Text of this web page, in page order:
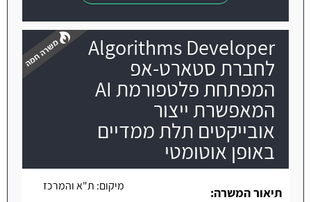
Algorithms Developer
לחברת סטארט-אפ
המפתחת פלטפורמת AI
המאפשרת ייצור
אובייקטים תלת ממדיים
באופן אוטומטי
מיקום: ת"א והמרכז
תיאור המשרה: